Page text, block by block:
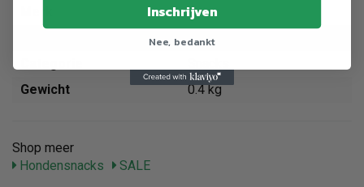
Antos
Training
Gewicht
0.4 kg
Shop meer
Hondensnacks
SALE
Inschrijven
Nee, bedankt